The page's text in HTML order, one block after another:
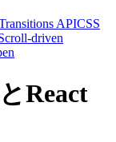
APICSS
driven
React